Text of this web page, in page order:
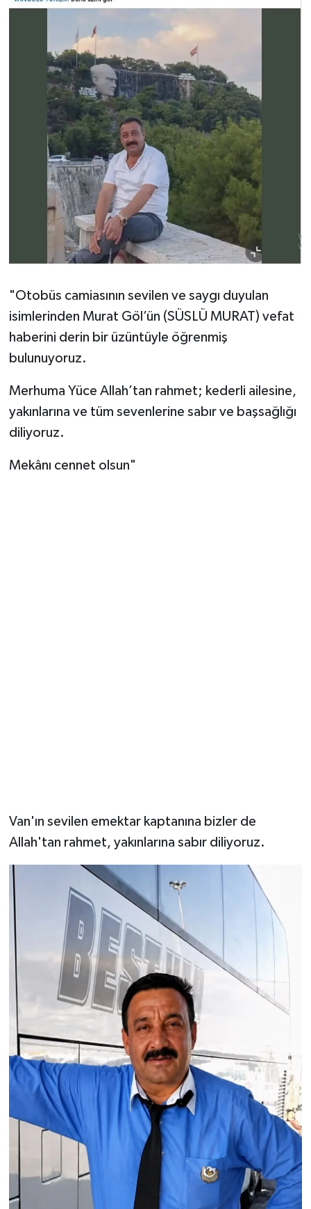
"Otobüs camiasının sevilen ve saygı duyulan
isimlerinden Murat Göl’ün (SÜSLÜ MURAT) vefat
haberini derin bir üzüntüyle öğrenmiş
bulunuyoruz.
Merhuma Yüce Allah’tan rahmet; kederli ailesine,
yakınlarına ve tüm sevenlerine sabır ve başsağlığı
diliyoruz.
Mekânı cennet olsun"
Van'ın sevilen emektar kaptanına bizler de
Allah'tan rahmet, yakınlarına sabır diliyoruz.